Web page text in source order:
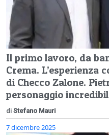
Il primo lavoro, da
Crema. L’esperienza
di Checco Zalone.
personaggio
di Stefano Mauri
7 dicembre 2025